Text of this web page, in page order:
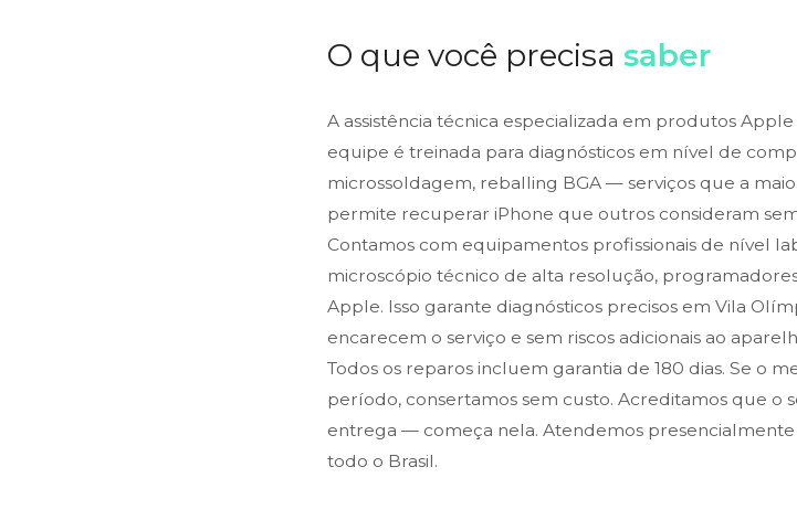
O que você precisa saber
A assistência técnica especializada em produtos
equipe é treinada para diagnósticos em nível de
microssoldagem, reballing BGA — serviços que a
permite recuperar iPhone que outros consideram
Contamos com equipamentos profissionais de nível
microscópio técnico de alta resolução,
Apple. Isso garante diagnósticos precisos em Vila
encarecem o serviço e sem riscos adicionais ao
Todos os reparos incluem garantia de 180 dias. Se o
período, consertamos sem custo. Acreditamos que o
entrega — começa nela. Atendemos presencialmente
todo o Brasil.